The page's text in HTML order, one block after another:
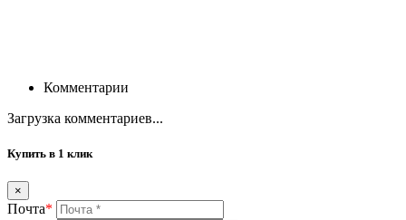
Комментарии
Загрузка комментариев...
Купить в 1 клик
×
Почта*